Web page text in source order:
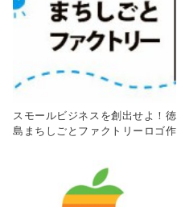
スモールビジネスを創出せよ！徳
島まちしごとファクトリーロゴ作